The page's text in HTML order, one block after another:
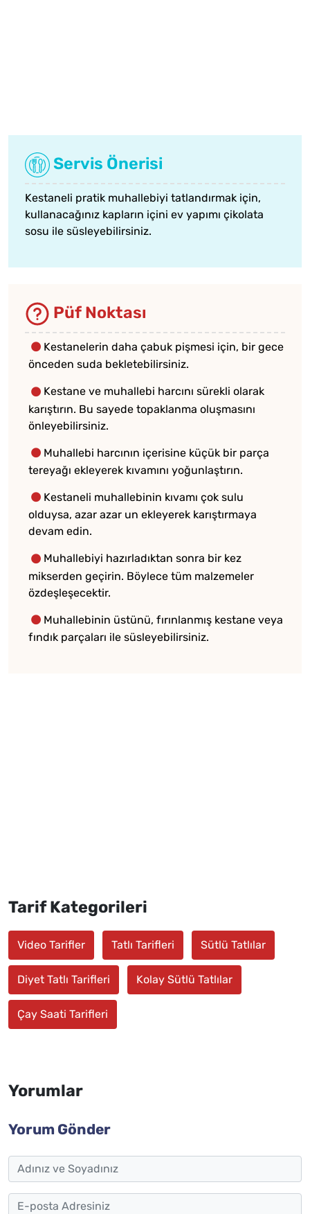
Servis Önerisi
Kestaneli pratik muhallebiyi tatlandırmak için,
kullanacağınız kapların içini ev yapımı çikolata
sosu ile süsleyebilirsiniz.
Püf Noktası
Kestanelerin daha çabuk pişmesi için, bir gece
önceden suda bekletebilirsiniz.
Kestane ve muhallebi harcını sürekli olarak
karıştırın. Bu sayede topaklanma oluşmasını
önleyebilirsiniz.
Muhallebi harcının içerisine küçük bir parça
tereyağı ekleyerek kıvamını yoğunlaştırın.
Kestaneli muhallebinin kıvamı çok sulu
olduysa, azar azar un ekleyerek karıştırmaya
devam edin.
Muhallebiyi hazırladıktan sonra bir kez
mikserden geçirin. Böylece tüm malzemeler
özdeşleşecektir.
Muhallebinin üstünü, fırınlanmış kestane veya
fındık parçaları ile süsleyebilirsiniz.
Tarif Kategorileri
Video Tarifler Tatlı Tarifleri Sütlü Tatlılar
Diyet Tatlı Tarifleri Kolay Sütlü Tatlılar
Çay Saati Tarifleri
Yorumlar
Yorum Gönder